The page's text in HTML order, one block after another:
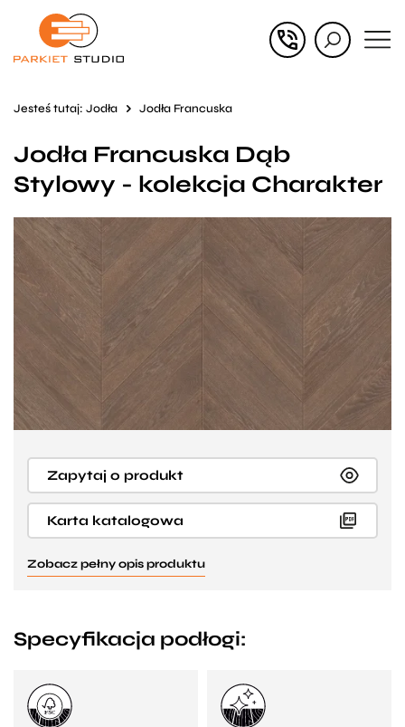
Przejdź
Przejdź
stopce
Jesteś tutaj: Jodła Jodła Francuska
Jodła Francuska Dąb
Stylowy - kolekcja Charakter
Zapytaj o produkt
Karta katalogowa
Zobacz pełny opis produktu
Specyfikacja podłogi: